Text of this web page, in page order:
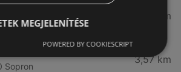
Sopron
3,28 km
Sopron
3,57 km
MEGJELENÍTÉSE
POWERED BY COOKIESCRIPT